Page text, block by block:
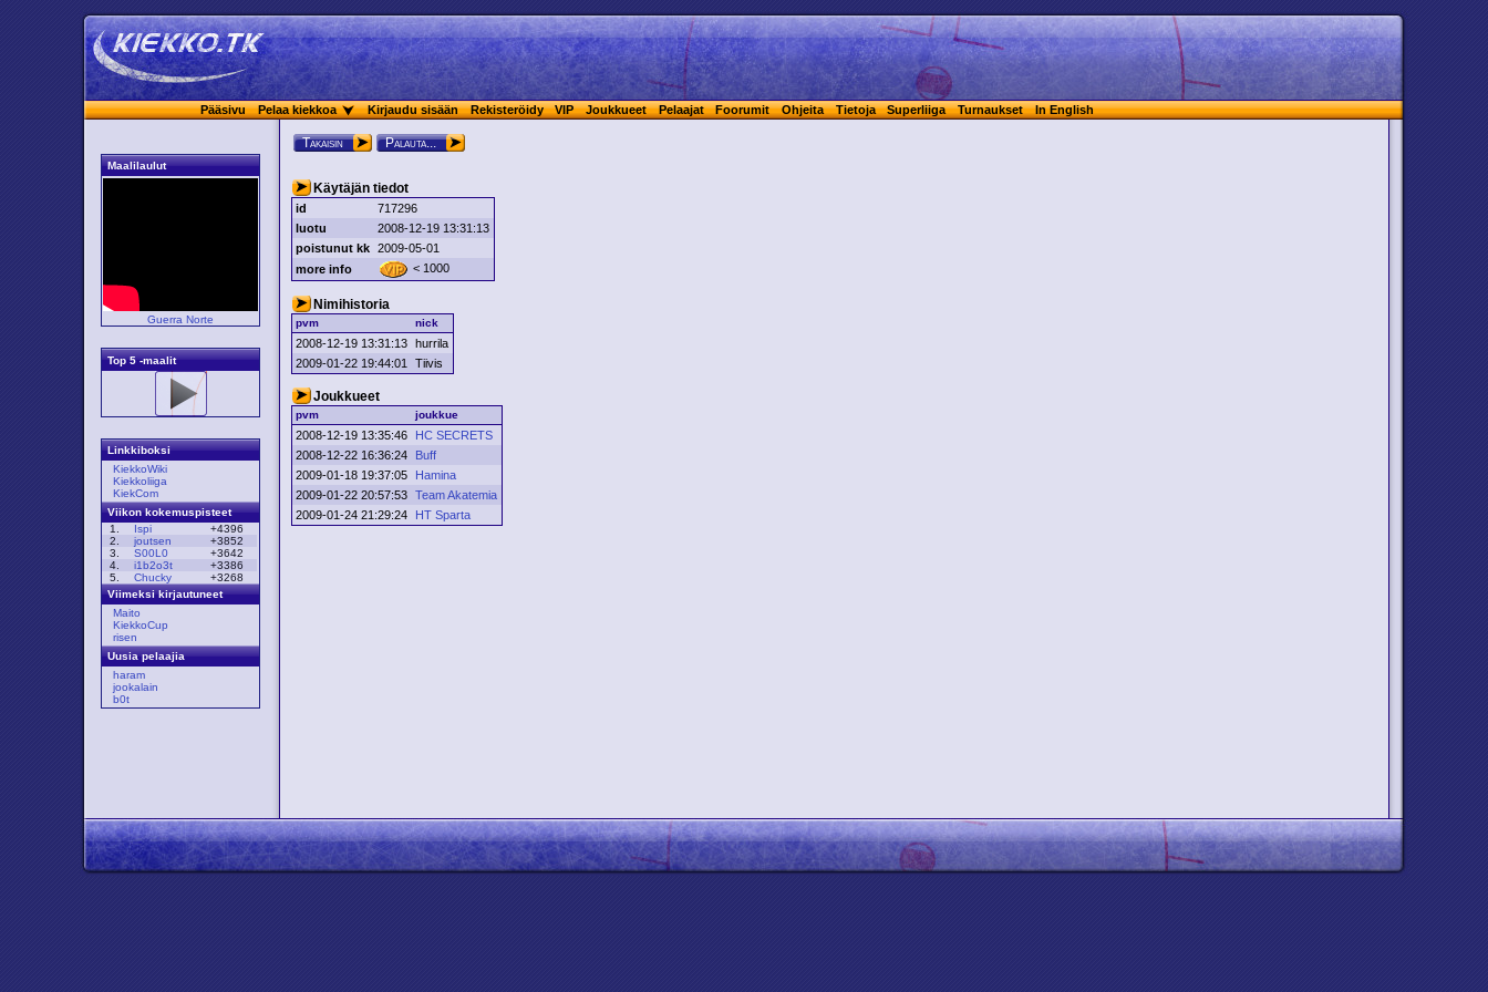
Pääsivu Pelaa kiekkoa Kirjaudu sisään Rekisteröidy VIP Joukkueet Pelaajat Foorumit Ohjeita Tietoja Superliiga Turnaukset In English
Maalilaulut
Guerra Norte
Top 5 -maalit
Linkkiboksi
KiekkoWiki
Kiekkoliiga
KiekCom
Viikon kokemuspisteet
1.
Ispi
+4396
2.
joutsen
+3852
3.
S00L0
+3642
4.
i1b2o3t
+3386
5.
Chucky
+3268
Viimeksi kirjautuneet
Maito
KiekkoCup
risen
Uusia pelaajia
haram
jookalain
b0t
Takaisin Palauta...
Käytäjän tiedot
id
717296
luotu
2008-12-19 13:31:13
poistunut kk 2009-05-01
more info
< 1000
Nimihistoria
pvm nick
2008-12-19 13:31:13 hurrila
2009-01-22 19:44:01
Tiivis
Joukkueet
pvm joukkue
2008-12-19 13:35:46
HC SECRETS
2008-12-22 16:36:24
Buff
2009-01-18 19:37:05
Hamina
2009-01-22 20:57:53 Team Akatemia
2009-01-24 21:29:24
HT Sparta